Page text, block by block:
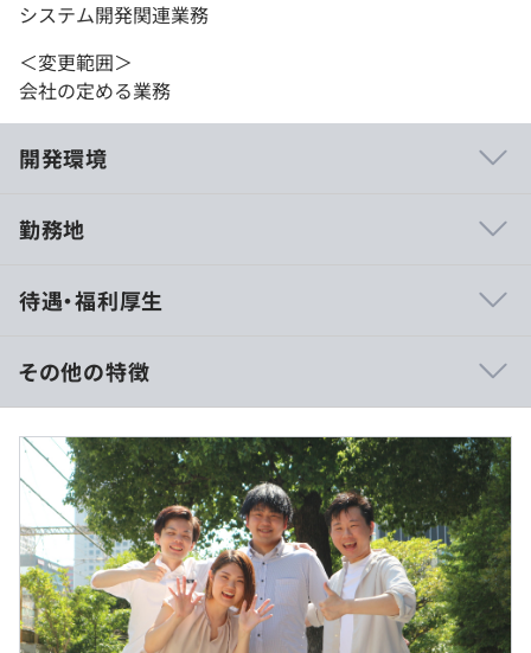
システム開発関連業務
＜変更範囲＞
会社の定める業務
開発環境
が実現できているため、お客様と近い距離で、上流工程か
【働きやすい環境】
・リモートワーク90％以上
・フルリモート制度あり
・年間休日120日／完全週休2日制
・フレックスタイム制導入
・残業月15時間程度
・副業OK
勤務地
待遇・福利厚生
年収500万～750万
■賃金形態：月給制
■賃金の決定方法：当社規定により決定
■月給：約42万〜50万円（固定残業代を含む）
・基本給：約35万～41.5万円
・固定残業代：20時間分、約7万～8万5千円（超過分は別
途支給）
・その他定額手当：なし
その他の特徴